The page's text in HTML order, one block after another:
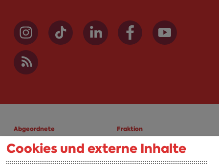
Abgeordnete
A-Z
Fraktion
Fraktion
Cookies und externe Inhalte